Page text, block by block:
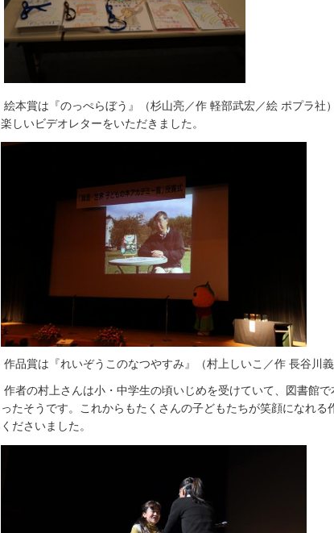
絵本賞は『のっぺらぼう』（杉山亮／作 軽部武宏／絵 ポプラ社
楽しいビデオレターをいただきました。
作品賞は『れいぞうこのなつやすみ』（村上しいこ／作 長谷川義
作者の村上さんは小・中学生の頃いじめを受けていて、図書館
ったそうです。これからもたくさんの子どもたちが笑顔になれる
くださいました。